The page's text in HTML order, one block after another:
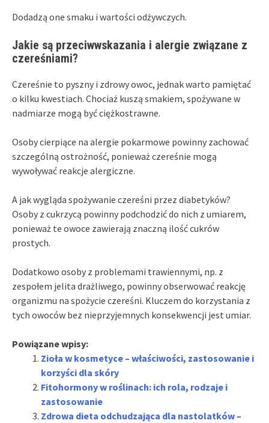
Dodadzą one smaku i wartości odżywczych.
Jakie są przeciwwskazania i alergie związane z
czereśniami?
Czereśnie to pyszny i zdrowy owoc, jednak warto pamiętać
o kilku kwestiach. Chociaż kuszą smakiem, spożywane w
nadmiarze mogą być ciężkostrawne.
Osoby cierpiące na alergie pokarmowe powinny zachować
szczególną ostrożność, ponieważ czereśnie mogą
wywoływać reakcje alergiczne.
A jak wygląda spożywanie czereśni przez diabetyków?
Osoby z cukrzycą powinny podchodzić do nich z umiarem,
ponieważ te owoce zawierają znaczną ilość cukrów
prostych.
Dodatkowo osoby z problemami trawiennymi, np. z
zespołem jelita drażliwego, powinny obserwować reakcję
organizmu na spożycie czereśni. Kluczem do korzystania z
tych owoców bez nieprzyjemnych konsekwencji jest umiar.
Powiązane wpisy:
Zioła w kosmetyce – właściwości, zastosowanie i
korzyści dla skóry
Fitohormony w roślinach: ich rola, rodzaje i
zastosowanie
Zdrowa dieta odchudzająca dla nastolatków –